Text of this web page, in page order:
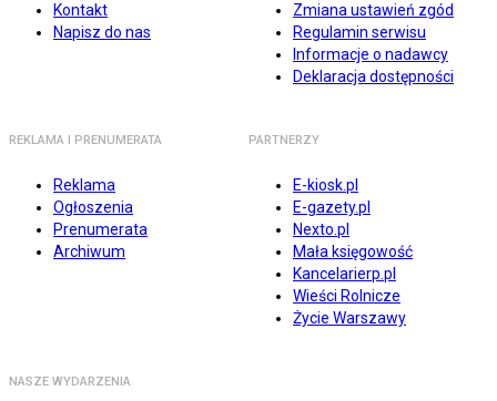
Kontakt
Napisz do nas
Zmiana ustawień zgód
Regulamin serwisu
Informacje o nadawcy
Deklaracja dostępności
REKLAMA I PRENUMERATA
Reklama
Ogłoszenia
Prenumerata
Archiwum
PARTNERZY
E-kiosk.pl
E-gazety.pl
Nexto.pl
Mała księgowość
Kancelarierp.pl
Wieści Rolnicze
Życie Warszawy
NASZE WYDARZENIA